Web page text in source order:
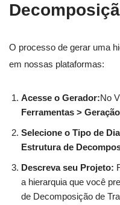
O processo de gerar uma
em nossas plataformas:
Acesse o Gerador:No
Ferramentas >
Selecione o Tipo de
Estrutura de
Descreva seu Projeto:
a hierarquia que você
de Decomposição de